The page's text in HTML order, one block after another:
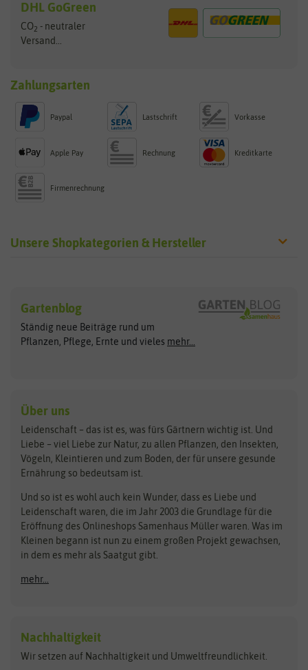
DHL GoGreen
CO2 - neutraler
Versand...
Zahlungsarten
Paypal Lastschrift Vorkasse
Apple Pay Rechnung Kreditkarte
Firmenrechnung
Unsere Shopkategorien & Hersteller
Exotische Samen
Gemüsesamen
Gründünger
Kräutersamen
Obstsamen
Pilzbrut
Rasensamen
Steckzwiebeln
Zimmer & Kübelpflanzen
Kataloge
Schnäppchen
Anzucht & Gartenzubehör
Anzuchtschalen
Heizmatte & Heizkabel
Kokos-Quelltabletten
Arche Noah
ASB Greenworld
Benary
Bingenheimer Saatgut
BioBalu
Bionana
BIOWOL
Blumicorn
Bûten Birds
Carl Pabst
Clever Pots
COMPO
Dürr-Samen
elho
Feldsaaten Freudenberger
Fertil
Flora Elite
Florissa Hortitops
Gartenblog
Ständig neue Beiträge rund um
Pflanzen, Pflege, Ernte und vieles mehr...
Über uns
Leidenschaft – das ist es, was fürs Gärtnern wichtig ist. Und
Liebe – viel Liebe zur Natur, zu allen Pflanzen, den Insekten,
Vögeln, Kleintieren und zum Boden, der für unsere gesunde
Ernährung so bedeutsam ist.
Und so ist es wohl auch kein Wunder, dass es Liebe und
Leidenschaft waren, die im Jahr 2003 die Grundlage für die
Eröffnung des Onlineshops Samenhaus Müller waren. Was im
Kleinen begann ist nun zu einem großen Projekt gewachsen,
in dem es mehr als Saatgut gibt.
mehr...
Nachhaltigkeit
Wir setzen auf Nachhaltigkeit und Umweltfreundlichkeit.